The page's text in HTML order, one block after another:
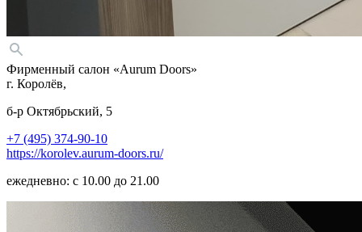
Фирменный салон «Aurum Doors»
г. Королёв,
б-р Октябрьский, 5
+7 (495) 374-90-10
https://korolev.aurum-doors.ru/
ежедневно: с 10.00 до 21.00